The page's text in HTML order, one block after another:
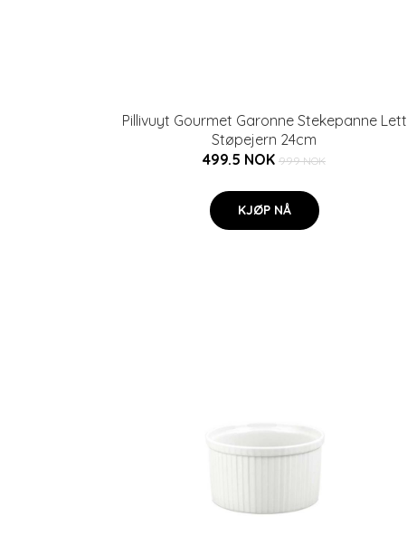
Pillivuyt Gourmet Garonne Stekepanne Lett
Støpejern 24cm
499.5 NOK 999 NOK
KJØP NÅ